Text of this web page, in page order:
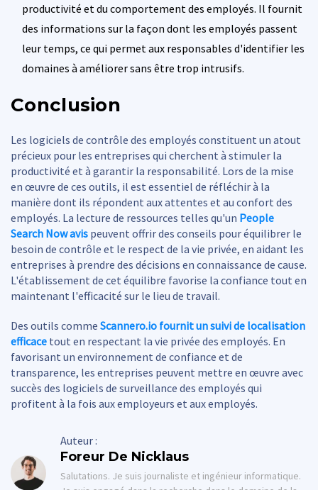
productivité et du comportement des employés. Il fournit
des informations sur la façon dont les employés passent
leur temps, ce qui permet aux responsables d'identifier les
domaines à améliorer sans être trop intrusifs.
Conclusion
Les logiciels de contrôle des employés constituent un atout
précieux pour les entreprises qui cherchent à stimuler la
productivité et à garantir la responsabilité. Lors de la mise
en œuvre de ces outils, il est essentiel de réfléchir à la
manière dont ils répondent aux attentes et au confort des
employés. La lecture de ressources telles qu'un People
Search Now avis peuvent offrir des conseils pour équilibrer le
besoin de contrôle et le respect de la vie privée, en aidant les
entreprises à prendre des décisions en connaissance de cause.
L'établissement de cet équilibre favorise la confiance tout en
maintenant l'efficacité sur le lieu de travail.
Des outils comme Scannero.io fournit un suivi de localisation
efficace tout en respectant la vie privée des employés. En
favorisant un environnement de confiance et de
transparence, les entreprises peuvent mettre en œuvre avec
succès des logiciels de surveillance des employés qui
profitent à la fois aux employeurs et aux employés.
Auteur :
Foreur De Nicklaus
Salutations. Je suis journaliste et ingénieur informatique.